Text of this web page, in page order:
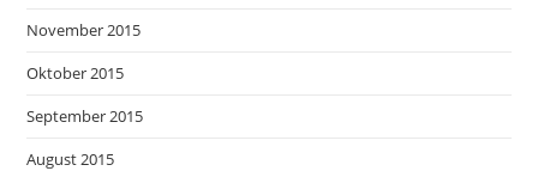
November 2015
Oktober 2015
September 2015
August 2015